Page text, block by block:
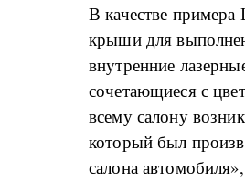
В качестве
крыши для
внутренние
сочетающиеся с
всему салону
который был
салона